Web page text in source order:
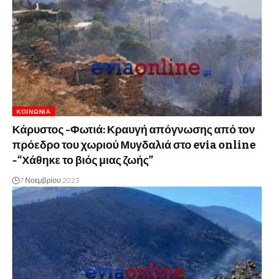
ΚΟΙΝΩΝΊΑ
Κάρυστος -Φωτιά: Κραυγή απόγνωσης από τον
πρόεδρο του χωριού Μυγδαλιά στο evia online
-“Χάθηκε το βιός μιας ζωής”
7 Νοεμβρίου 2023